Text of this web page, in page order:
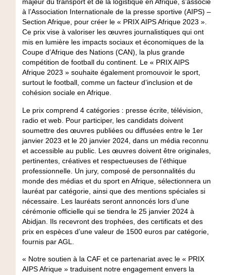
à l’Association Internationale de la presse sportive (AIPS) –
Section Afrique, pour créer le « PRIX AIPS Afrique 2023 ».
Ce prix vise à valoriser les œuvres journalistiques qui ont
mis en lumière les impacts sociaux et économiques de la
Coupe d’Afrique des Nations (CAN), la plus grande
compétition de football du continent. Le « PRIX AIPS
Afrique 2023 » souhaite également promouvoir le sport,
surtout le football, comme un facteur d’inclusion et de
cohésion sociale en Afrique.
Le prix comprend 4 catégories : presse écrite, télévision,
radio et web. Pour participer, les candidats doivent
soumettre des œuvres publiées ou diffusées entre le 1er
janvier 2023 et le 20 janvier 2024, dans un média reconnu
et accessible au public. Les œuvres doivent être originales,
pertinentes, créatives et respectueuses de l’éthique
professionnelle. Un jury, composé de personnalités du
monde des médias et du sport en Afrique, sélectionnera un
lauréat par catégorie, ainsi que des mentions spéciales si
nécessaire. Les lauréats seront annoncés lors d’une
cérémonie officielle qui se tiendra le 25 janvier 2024 à
Abidjan. Ils recevront des trophées, des certificats et des
prix en espèces d’une valeur de 1500 euros par catégorie,
fournis par AGL.
« Notre soutien à la CAF et ce partenariat avec le « PRIX
AIPS Afrique » traduisent notre engagement envers la